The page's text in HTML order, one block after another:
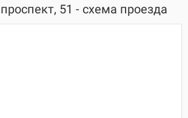
51 - схема проезда